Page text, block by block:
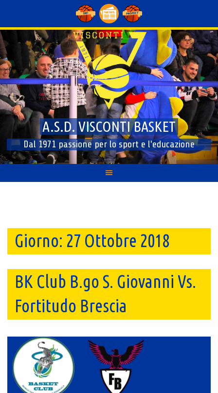
content
A.S.D. VISCONTI BASKET
Dal 1971 passione per lo sport e l'educazione
Giorno: 27 Ottobre 2018
BK Club B.go S. Giovanni Vs.
Fortitudo Brescia